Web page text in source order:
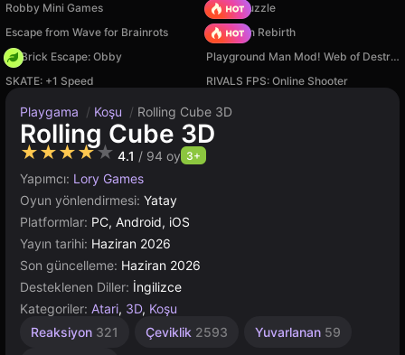
Robby Mini Games
Arrow Puzzle
Escape from Wave for Brainrots
Stickman Rebirth
+1 Brick Escape: Obby
Playground Man Mod! Web of Destruction!
SKATE: +1 Speed
RIVALS FPS: Online Shooter
Playgama / Koşu / Rolling Cube 3D
Rolling Cube 3D
★★★★★ 4.1 / 94 oy 3+
Yapımcı: Lory Games
Oyun yönlendirmesi: Yatay
Platformlar: PC, Android, iOS
Yayın tarihi: Haziran 2026
Son güncelleme: Haziran 2026
Desteklenen Diller: İngilizce
Kategoriler: Atari, 3D, Koşu
Reaksiyon 321 Çeviklik 2593 Yuvarlanan 59